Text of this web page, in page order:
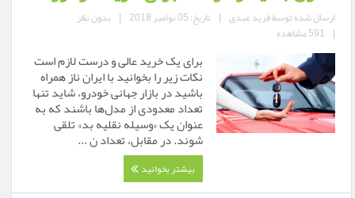
ارسال شده توسطفرید عبدی | تاریخ: 05 نوامبر 2018 | بدون نظر
| 591 مشاهده
برای یک خرید عالی و درست لازم است
نکات زیر را بخوانید با ایران ناز همراه
باشید در بازار جهانی خودرو، شاید تنها
تعداد معدودی از مدل‌ها باشند که به
عنوان یک «وسیله نقلیه بد» تلقی
شوند. در مقابل، تعداد ن ...
بیشتر بخوانید